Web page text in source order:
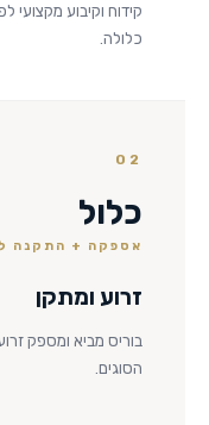
קידוח וקיבוע
כלולה.
02
כלול
אספקה + התקנה
זרוע ומתקן
בוריס מביא ומספק
הסוגים.